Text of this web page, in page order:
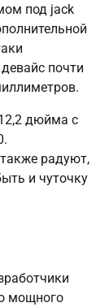
под jack
почти
дюйма с
радуют,
и чуточку
мощного